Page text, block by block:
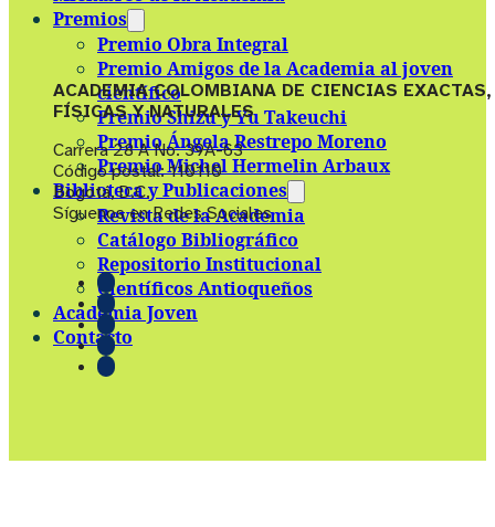
Premios
Premio Obra Integral
Premio Amigos de la Academia al joven
científico
Premio Shizu y Yu Takeuchi
Premio Ángela Restrepo Moreno
Premio Michel Hermelin Arbaux
Biblioteca y Publicaciones
Revista de la Academia
Catálogo Bibliográfico
Repositorio Institucional
Científicos Antioqueños
Academia Joven
Contacto
ACADEMIA COLOMBIANA DE CIENCIAS EXACTAS,
FÍSICAS Y NATURALES
Carrera 28 A No. 39A-63
Código postal: 110110
Bogotá, D.C.
Síguenos en Redes Sociales